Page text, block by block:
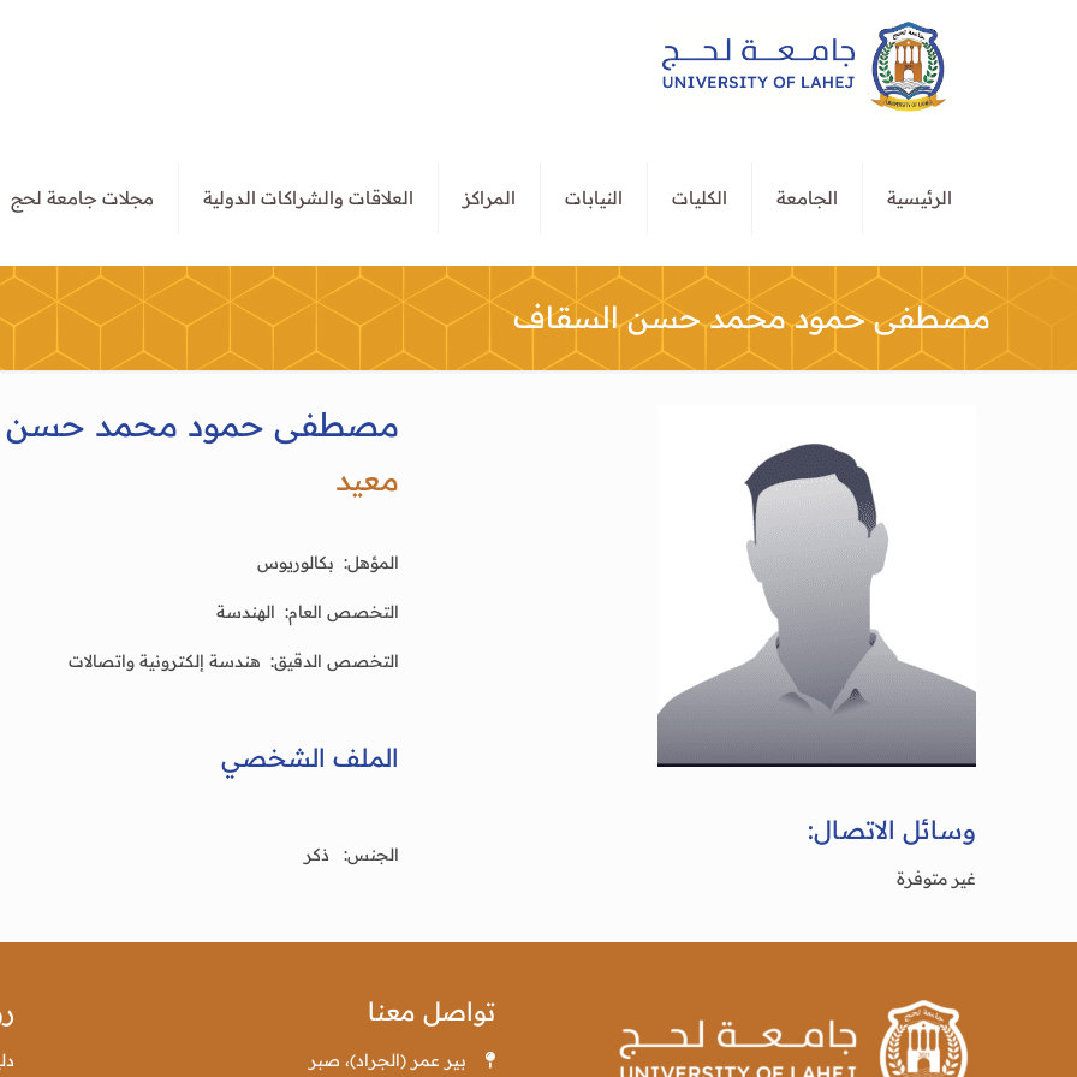
الرئيسية الجامعة الكليات النيابات المراكز العلاقات والشراكات الدولية مجلات جامعة لحج
مصطفى حمود محمد حسن السقاف
وسائل الاتصال:
غير متوفرة
مصطفى حمود محمد حسن
معيد
المؤهل: بكالوريوس
التخصص العام: الهندسة
التخصص الدقيق: هندسة إلكترونية واتصالات
الملف الشخصي
الجنس: ذكر
تواصل معنا
بير عمر (الجراد)، صبر